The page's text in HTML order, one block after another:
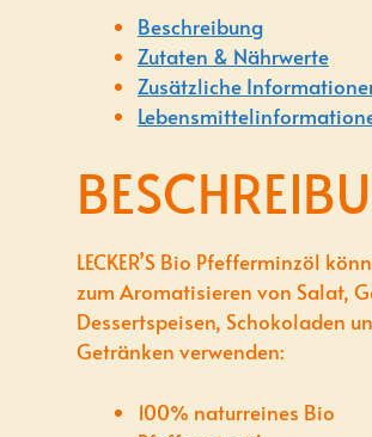
Beschreibung
Zutaten & Nährwerte
Zusätzliche
LECKER’S Bio Pfefferminzöl
zum Aromatisieren von Salat,
Dessertspeisen, Schokoladen
Getränken verwenden:
100% naturreines Bio